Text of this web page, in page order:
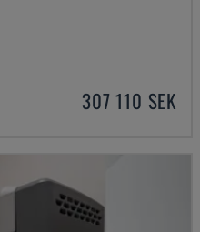
307 110 SEK